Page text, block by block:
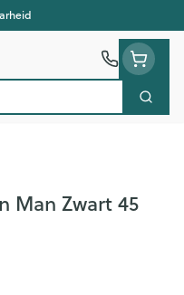
Zoek
Man Zwart 45